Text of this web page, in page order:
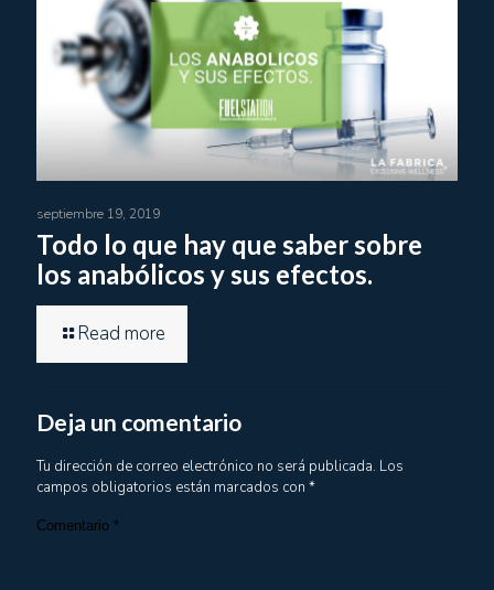
septiembre 19, 2019
Todo lo que hay que saber sobre
los anabólicos y sus efectos.
Read more
Deja un comentario
Tu dirección de correo electrónico no será publicada. Los
campos obligatorios están marcados con *
Comentario *